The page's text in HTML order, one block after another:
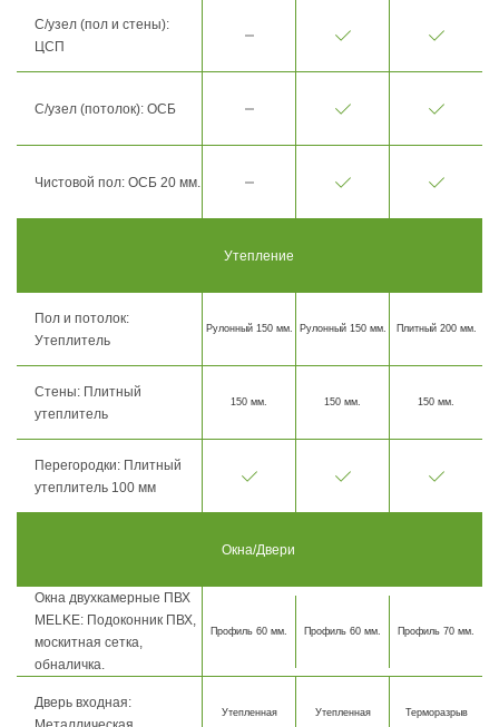
С/узел (пол и стены):
ЦСП
С/узел (потолок): ОСБ
Чистовой пол: ОСБ 20 мм.
Утепление
Пол и потолок:
Утеплитель
Рулонный 150 мм. Рулонный 150 мм. Плитный 200 мм.
Стены: Плитный
утеплитель
150 мм. 150 мм. 150 мм.
Перегородки: Плитный
утеплитель 100 мм
Окна/Двери
Окна двухкамерные ПВХ
MELKE: Подоконник ПВХ,
москитная сетка,
обналичка.
Профиль 60 мм. Профиль 60 мм. Профиль 70 мм.
Дверь входная:
Утепленная Утепленная Терморазрыв